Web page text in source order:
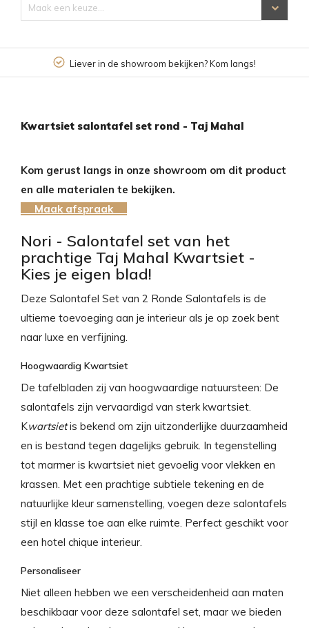
Maak een keuze...
Liever in de showroom bekijken? Kom langs!
Kwartsiet salontafel set rond - Taj Mahal
Kom gerust langs in onze showroom om dit product
en alle materialen te bekijken.
Maak afspraak
Nori - Salontafel set van het
prachtige Taj Mahal Kwartsiet -
Kies je eigen blad!
Deze Salontafel Set van 2 Ronde Salontafels is de
ultieme toevoeging aan je interieur als je op zoek bent
naar luxe en verfijning.
Hoogwaardig Kwartsiet
De tafelbladen zij van hoogwaardige natuursteen: De
salontafels zijn vervaardigd van sterk kwartsiet.
Kwartsietis bekend om zijn uitzonderlijke duurzaamheid
en is bestand tegen dagelijks gebruik. In tegenstelling
tot marmer is kwartsiet niet gevoelig voor vlekken en
krassen. Met een prachtige subtiele tekening en de
natuurlijke kleur samenstelling, voegen deze salontafels
stijl en klasse toe aan elke ruimte. Perfect geschikt voor
een hotel chique interieur.
Personaliseer
Niet alleen hebben we een verscheidenheid aan maten
beschikbaar voor deze salontafel set, maar we bieden